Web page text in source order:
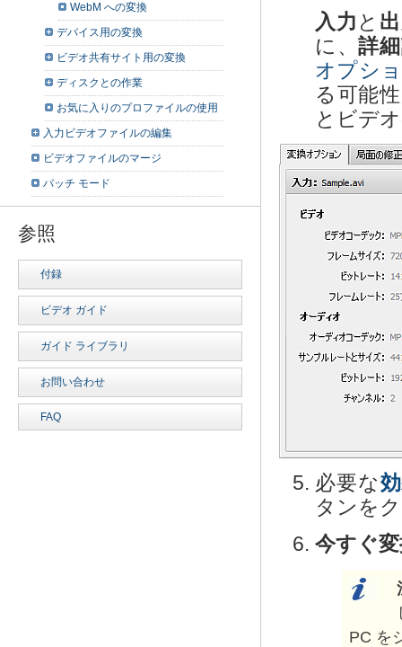
入力 と
に、詳
オプシ
る可能
とビデ
必要な
タンを
今すぐ
PC を
WebM への変換
デバイス用の変換
ビデオ共有サイト用の変換
ディスクとの作業
お気に入りのプロファイルの使用
入力ビデオファイルの編集
ビデオファイルのマージ
バッチ モード
参照
付録
ビデオ ガイド
ガイド ライブラリ
お問い合わせ
FAQ